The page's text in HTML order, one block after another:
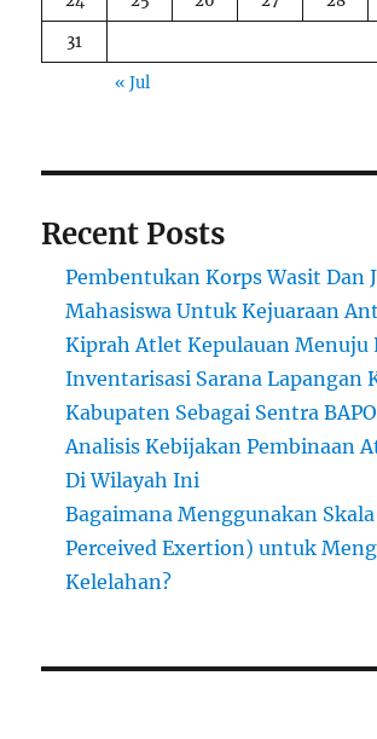
31
« Jul
Recent Posts
Pembentukan Korps Wasit Dan
Mahasiswa Untuk Kejuaraan
Kiprah Atlet Kepulauan Menuju
Inventarisasi Sarana Lapangan
Kabupaten Sebagai Sentra
Analisis Kebijakan Pembinaan
Di Wilayah Ini
Bagaimana Menggunakan
Perceived Exertion) untuk
Kelelahan?